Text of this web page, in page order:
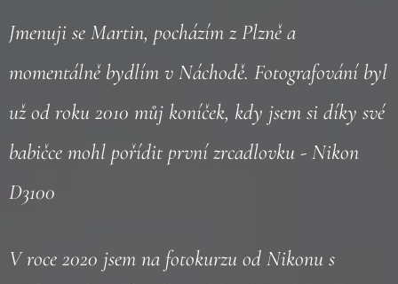
Jmenuji se Martin, pocházím z Plzně a
momentálně bydlím v Náchodě. Fotografování byl
už od roku 2010 můj koníček, kdy jsem si díky své
babičce mohl pořídit první zrcadlovku - Nikon
D3100
V roce 2020 jsem na fotokurzu od Nikonu s